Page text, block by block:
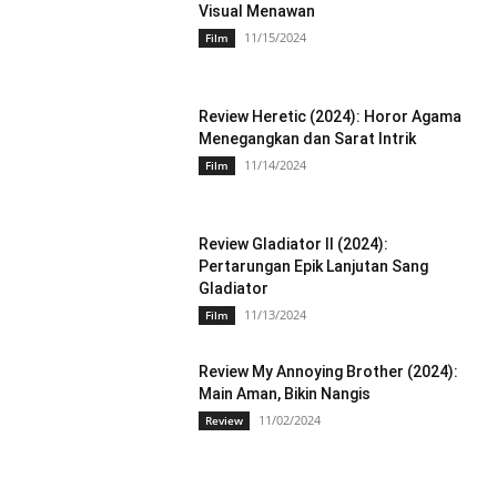
Visual Menawan
Film 11/15/2024
Review Heretic (2024): Horor Agama
Menegangkan dan Sarat Intrik
Film 11/14/2024
Review Gladiator II (2024):
Pertarungan Epik Lanjutan Sang
Gladiator
Film 11/13/2024
Review My Annoying Brother (2024):
Main Aman, Bikin Nangis
Review 11/02/2024